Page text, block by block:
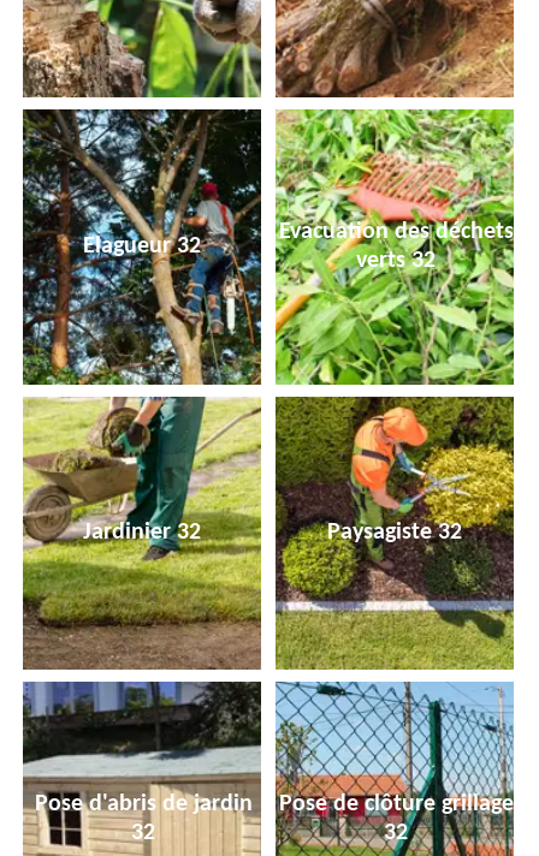
Elagueur 32
Evacuation des déchets
verts 32
Jardinier 32 Paysagiste 32
Pose d'abris de jardin
32
Pose de clôture grillage
32